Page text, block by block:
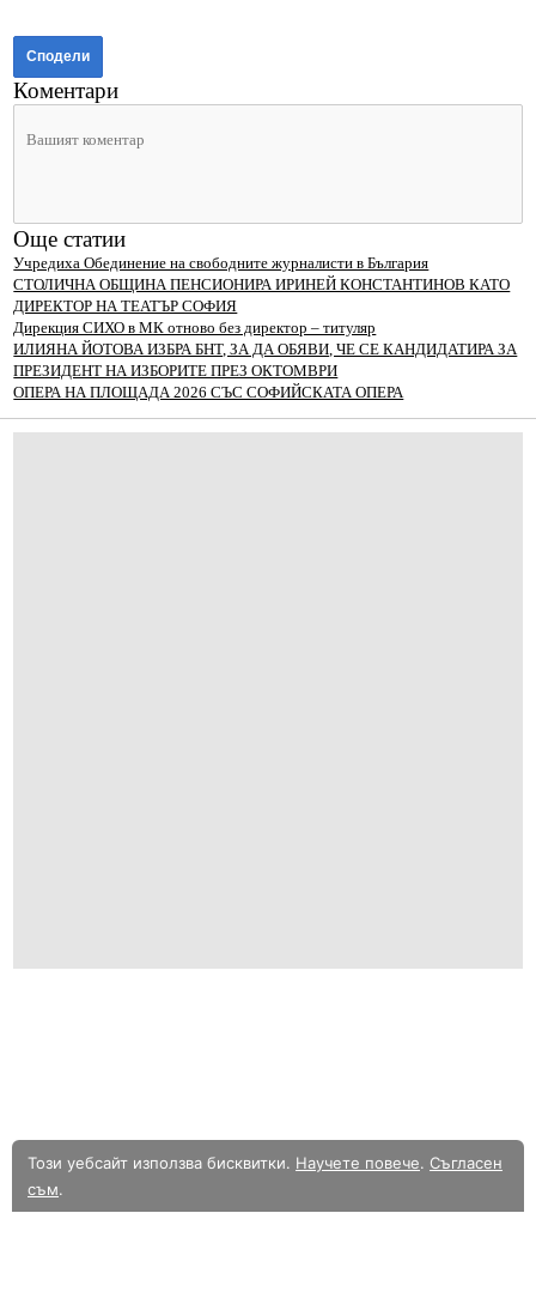
Сподели
Коментари
Още статии
Учредиха Обединение на свободните журналисти в България
СТОЛИЧНА ОБЩИНА ПЕНСИОНИРА ИРИНЕЙ КОНСТАНТИНОВ КАТО
ДИРЕКТОР НА ТЕАТЪР СОФИЯ
Дирекция СИХО в МК отново без директор – титуляр
ИЛИЯНА ЙОТОВА ИЗБРА БНТ, ЗА ДА ОБЯВИ, ЧЕ СЕ КАНДИДАТИРА ЗА
ПРЕЗИДЕНТ НА ИЗБОРИТЕ ПРЕЗ ОКТОМВРИ
ОПЕРА НА ПЛОЩАДА 2026 СЪС СОФИЙСКАТА ОПЕРА
Този уебсайт използва бисквитки. Научете повече. Съгласен
съм.